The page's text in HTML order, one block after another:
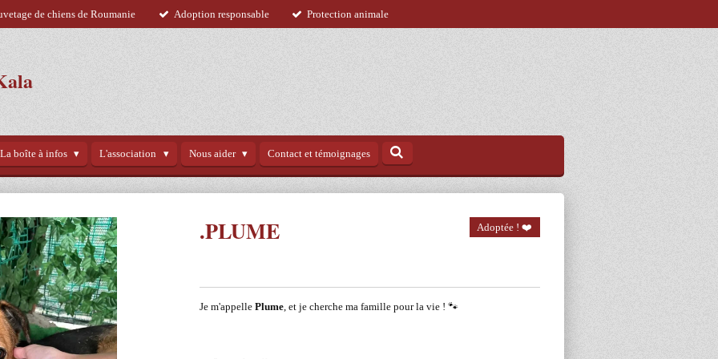
de chiens de Roumanie Adoption responsable Protection animale
La boîte à infos L'association Nous aider Contact et témoignages
.PLUME Adoptée ! ❤️
Je m'appelle Plume, et je cherche ma famille pour la vie ! 🐾